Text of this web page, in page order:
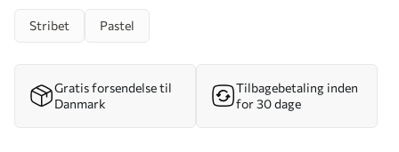
Stribet Pastel
Gratis forsendelse til
Danmark
Tilbagebetaling inden
for 30 dage